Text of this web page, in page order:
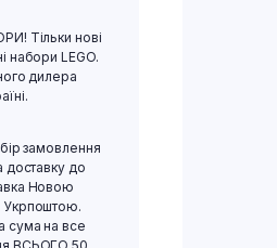
Тільки нові
набори LEGO.
дилера
замовлення
доставку до
Новою
Укрпоштою.
сума на все